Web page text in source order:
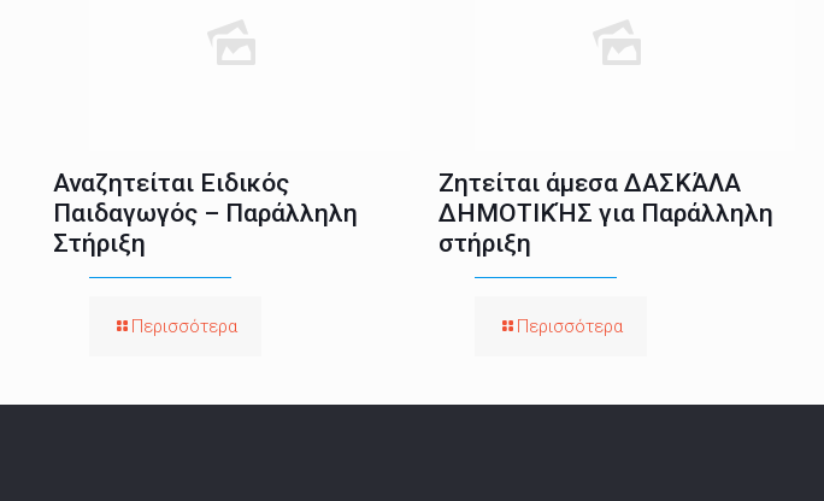
Αναζητείται Ειδικός
Παιδαγωγός – Παράλληλη
Στήριξη
Περισσότερα
Ζητείται άμεσα ΔΑΣΚΆΛΑ
ΔΗΜΟΤΙΚΉΣ για Παράλληλη
στήριξη
Περισσότερα